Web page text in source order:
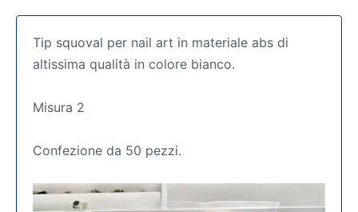
Tip squoval per nail art in materiale abs di
altissima qualità in colore bianco.
Misura 2
Confezione da 50 pezzi.